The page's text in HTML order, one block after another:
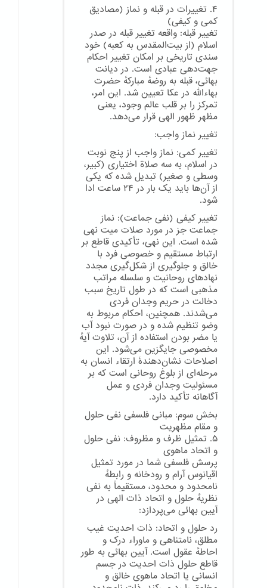
۴. تغییرات در قبله و نماز (مصادیق
کمی و کیفی)
تغییر قبله: واقعه تغییر قبله در صدر
اسلام (از بیت‌المقدس به کعبه) خود
سندی تاریخی بر امکان تغییر احکام
جهت‌دهی عبادی است. در دیانت
بهائی، قبله به روضهٔ مبارکهٔ حضرت
بهاءالله در عکا تعیین شد. این امر،
تمرکز را بر قلب عالم وجود، یعنی
مظهر ظهور الهی قرار می‌دهد.
تغییر نماز واجب:
تغییر کمی: نماز واجب از پنج نوبت
در اسلام، به سه صلاة اختیاری (کبیر،
وسطی و صغیر) تبدیل شده که یکی
از آن‌ها باید یک بار در ۲۴ ساعت ادا
شود.
تغییر کیفی (نفی جماعت): نماز
جماعت جز در مورد صلات میت نهی
شده است. این نهی، تأکیدی قاطع بر
ارتباط مستقیم و خصوصی فرد با
خالق و جلوگیری از شکل‌گیری مجدد
نهادهای روحانیت و سلسله مراتب
مذهبی است که در طول تاریخ سبب
دخالت در حریم وجدان فردی
می‌شدند. همچنین، احکام مربوط به
وضو تنظیم شده و در صورت نبود آب
یا مضر بودن استفاده از آن، تلاوت آیهٔ
مخصوصی جایگزین می‌شود. این
اصلاحات نشان‌دهندهٔ ارتقاء انسان به
مرحله‌ای از بلوغ روحانی است که بر
مسئولیت وجدان فردی و عمل
آگاهانه تأکید دارد.
بخش سوم: مبانی فلسفی نفی حلول
و مقام مظهریت
۵. تمثیل ظرف و مظروف: نفی حلول
و اتحاد ماهوی
پرسش فلسفی شما در مورد تمثیل
اقیانوس آرام و رودخانه و رابطهٔ
نامحدود و محدود، مستقیماً به نفی
نظریهٔ حلول و اتحاد ذات الهی در
آیین بهائی می‌پردازد:
رد حلول و اتحاد: ذات احدیت غیب
مطلق، نامتناهی و ماوراء درک و
احاطهٔ عقول است. آیین بهائی به طور
قاطع حلول ذات احدیت در جسم
انسانی یا اتحاد ماهوی خالق و